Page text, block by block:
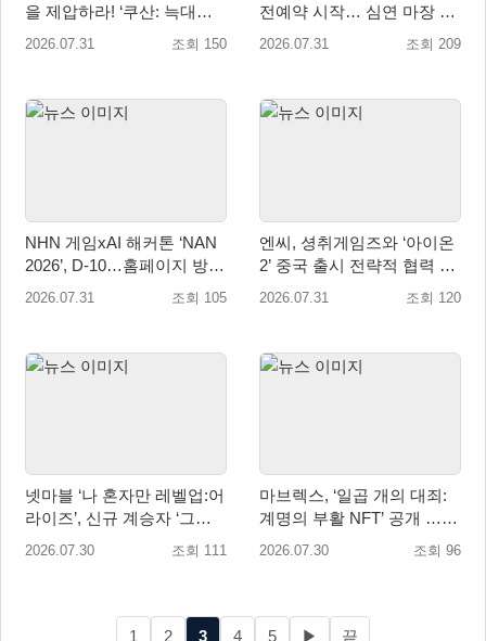
을 제압하라! ‘쿠산: 늑대들
의 도시’, 오늘 정식 출시
2026.07.31 조회 150
전예약 시작… 심연 마장 수
집·육성 예고
2026.07.31 조회 209
NHN 게임xAI 해커톤 ‘NAN
2026’, D-10…홈페이지 방문
자 10만 명 돌파
2026.07.31 조회 105
엔씨, 셩취게임즈와 ‘아이온
2’ 중국 출시 전략적 협력 발
표
2026.07.31 조회 120
넷마블 ‘나 혼자만 레벨업:어
라이즈’, 신규 계승자 ‘그림
자 군주 성진우’ 추가
2026.07.30 조회 111
마브렉스, ‘일곱 개의 대죄:
계명의 부활 NFT’ 공개 …글
로벌 인기 IP 라이선스 활용
2026.07.30 조회 96
1 2 3 4 5 ▶ 끝